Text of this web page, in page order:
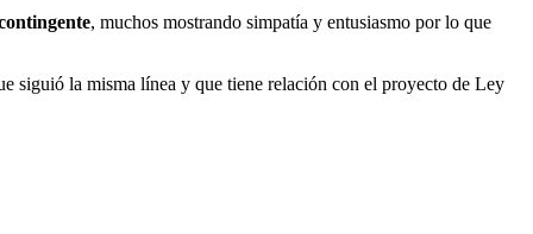
, muchos mostrando simpatía y entusiasmo por lo que
siguió la misma línea y que tiene relación con el proyecto de Ley